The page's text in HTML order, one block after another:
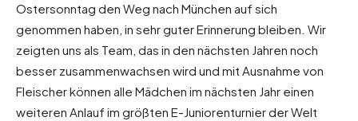
Ostersonntag den Weg nach München auf sich
genommen haben, in sehr guter Erinnerung bleiben. Wir
zeigten uns als Team, das in den nächsten Jahren noch
besser zusammenwachsen wird und mit Ausnahme von
Fleischer können alle Mädchen im nächsten Jahr einen
weiteren Anlauf im größten E-Juniorenturnier der Welt